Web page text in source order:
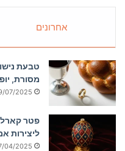
אחרונים
טבעת
מסורת,
07/2025
פטר
ליצירות
04/2025